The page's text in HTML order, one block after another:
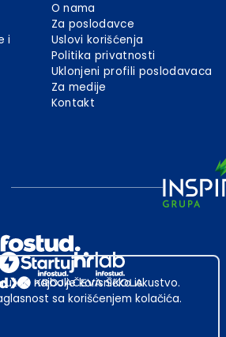
i
O nama
Za poslodavce
Uslovi korišćenja
Politika privatnosti
Uklonjeni profili poslodavaca
Za medije
Kontakt
najbolje korisničko iskustvo.
sa korišćenjem kolačića.